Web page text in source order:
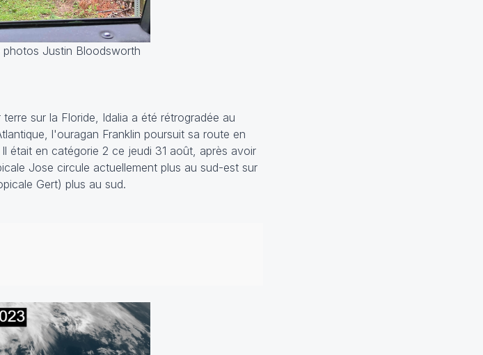
photos Justin Bloodsworth
sur la Floride, Idalia a été rétrogradée au
l'ouragan Franklin poursuit sa route en
était en catégorie 2 ce jeudi 31 août, après avoir
Jose circule actuellement plus au sud-est sur
Gert) plus au sud.